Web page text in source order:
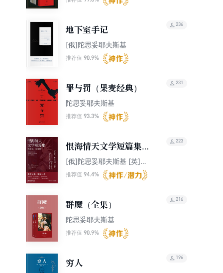
地下室手记
[俄]陀思妥耶夫斯基
推荐值 90.9%
236
罪与罚（果麦经典）
陀思妥耶夫斯基
推荐值 93.3%
231
恨海情天文学短篇集：
我爱你，你死吧
[俄]陀思妥耶夫斯基 [英]奥
斯卡·王尔德 等
推荐值 94.4%
223
群魔（全集）
陀思妥耶夫斯基
推荐值 90.9%
216
穷人
196